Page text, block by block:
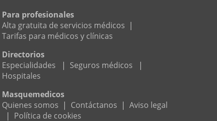
Para profesionales
Alta gratuita de servicios médicos |
Tarifas para médicos y clínicas
Directorios
Especialidades
| Seguros médicos
|
Hospitales
Masquemedicos
Quienes somos | Contáctanos | Aviso legal
| Política de cookies